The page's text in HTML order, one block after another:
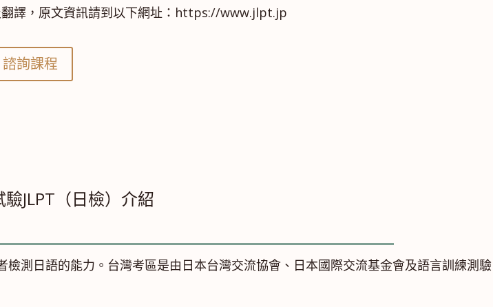
翻譯，原文資訊請到以下網址：https://www.jlpt.jp
諮詢課程
JLPT（日檢）介紹
測日語的能力。台灣考區是由日本台灣交流協會、日本國際交流基金會及語言訓練測驗